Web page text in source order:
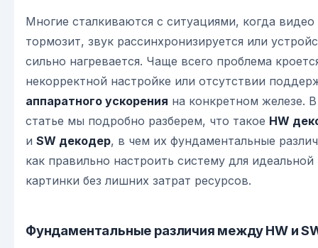
Многие сталкиваются с ситуациями, когда видео
тормозит, звук рассинхронизируется или
сильно нагревается. Чаще всего проблема
некорректной настройке или отсутствии
аппаратного ускорения на конкретном железе.
статье мы подробно разберем, что такое HW
и SW декодер, в чем их фундаментальные
как правильно настроить систему для идеальной
картинки без лишних затрат ресурсов.
Фундаментальные различия между HW и